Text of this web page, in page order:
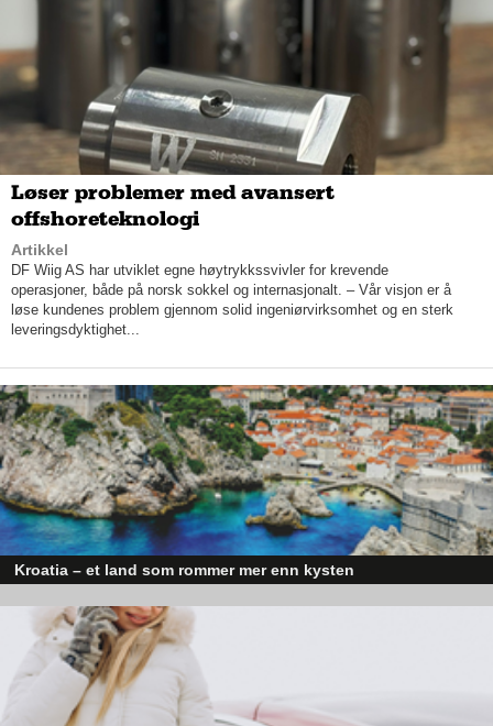
– Vi skal ha det beste arbeidsmiljøet i byen, og vi skal alltid ha
fokus på våre ansatte og deres sikkerhet. «Mennesket i fokus»,
er vårt slagord, fastslår han.
Løser problemer med avansert
offshoreteknologi
Artikkel
DF Wiig AS har utviklet egne høytrykkssvivler for krevende
operasjoner, både på norsk sokkel og internasjonalt. – Vår visjon er å
løse kundenes problem gjennom solid ingeniørvirksomhet og en sterk
leveringsdyktighet...
Kroatia – et land som rommer mer enn kysten
sider enn det førsteinntrykket mange sitter igjen med.